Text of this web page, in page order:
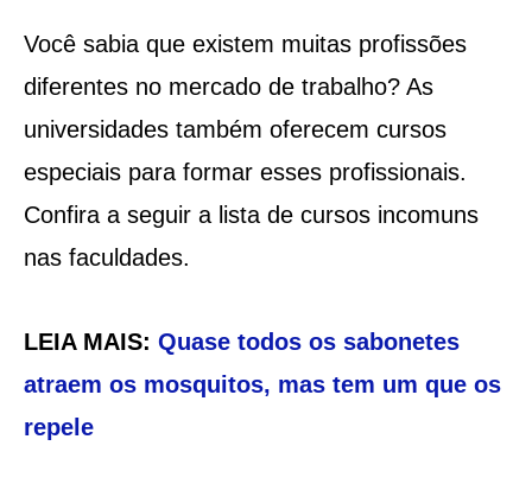
Você sabia que existem muitas profissões
diferentes no mercado de trabalho? As
universidades também oferecem cursos
especiais para formar esses profissionais.
Confira a seguir a lista de cursos incomuns
nas faculdades.
LEIA MAIS: Quase todos os sabonetes
atraem os mosquitos, mas tem um que os
repele